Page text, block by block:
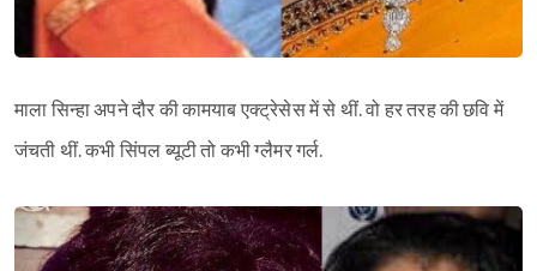
माला सिन्हा अपने दौर की कामयाब एक्ट्रेसेस में से थीं. वो हर तरह की छवि में
जंचती थीं. कभी सिंपल ब्यूटी तो कभी ग्लैमर गर्ल.